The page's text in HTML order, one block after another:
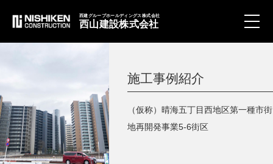
toggle
西建グループホールディングス株式会社
西山建設株式会社
施工事例紹介
（仮称）晴海五丁目西地区第一種市街
地再開発事業5-6街区